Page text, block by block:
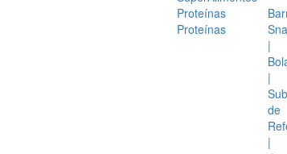
Proteínas
Proteínas
|
|
de
|